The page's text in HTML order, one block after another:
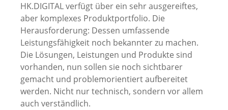
HK.DIGITAL verfügt über ein sehr ausgereiftes,
aber komplexes Produktportfolio. Die
Herausforderung: Dessen umfassende
Leistungsfähigkeit noch bekannter zu machen.
Die Lösungen, Leistungen und Produkte sind
vorhanden, nun sollen sie noch sichtbarer
gemacht und problemorientiert aufbereitet
werden. Nicht nur technisch, sondern vor allem
auch verständlich.